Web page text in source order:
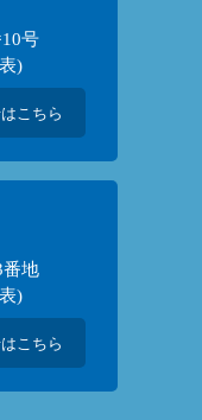
号
)
こちら
地
)
こちら